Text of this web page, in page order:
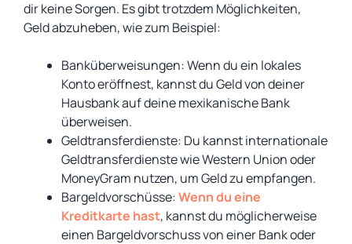
dir keine Sorgen. Es gibt trotzdem Möglichkeiten,
Geld abzuheben, wie zum Beispiel:
Banküberweisungen: Wenn du ein lokales
Konto eröffnest, kannst du Geld von deiner
Hausbank auf deine mexikanische Bank
überweisen.
Geldtransferdienste: Du kannst internationale
Geldtransferdienste wie Western Union oder
MoneyGram nutzen, um Geld zu empfangen.
Bargeldvorschüsse:Wenn du eine
Kreditkarte hast, kannst du möglicherweise
einen Bargeldvorschuss von einer Bank oder